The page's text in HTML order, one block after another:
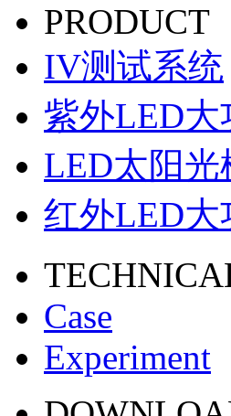
PRODUCT
IV测试系统
紫外LED
LED太阳光
红外LED
Case
Experiment